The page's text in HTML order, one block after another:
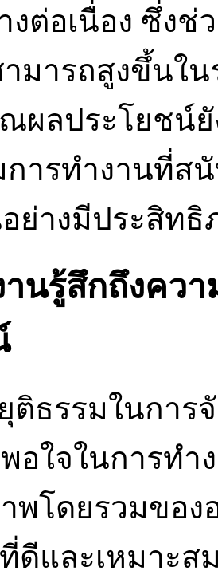
งต่อเนื่อง ซึ่งช่
มารถสูงขึ้นใน
ผลประโยชน์ยั
ารทำงานที่ส
ย่างมีประสิทธิ
านรู้สึกถึงคว
ติธรรมในการ
อใจในการท
พโดยรวมของ
ดีและเหมาะส